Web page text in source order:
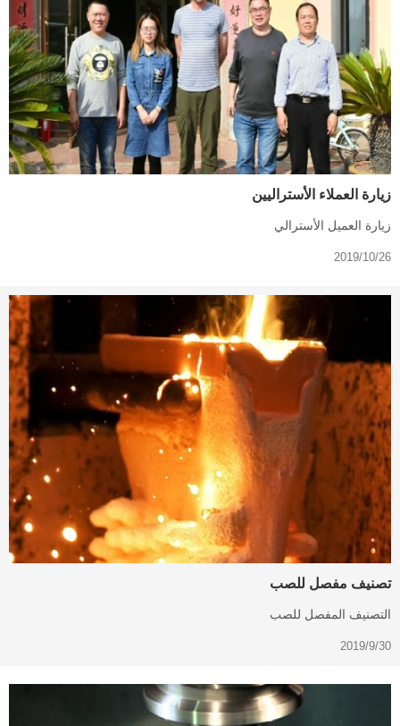
زيارة العملاء الأستراليين
زيارة العميل الأسترالي
2019/10/26
تصنيف مفصل للصب
التصنيف المفصل للصب
2019/9/30